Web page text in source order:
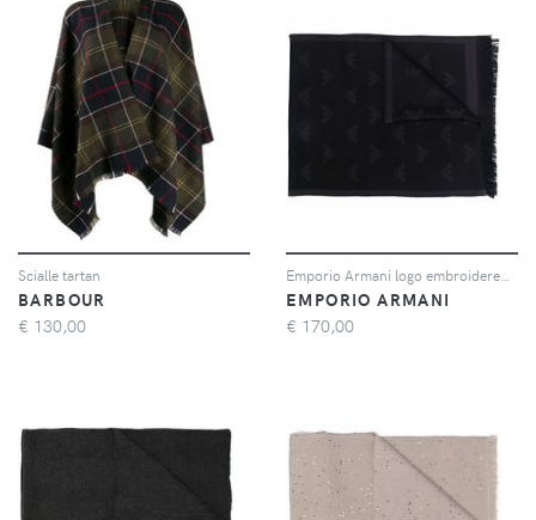
Scialle tartan
BARBOUR
€ 130,00
EMPORIO ARMANI
€ 170,00